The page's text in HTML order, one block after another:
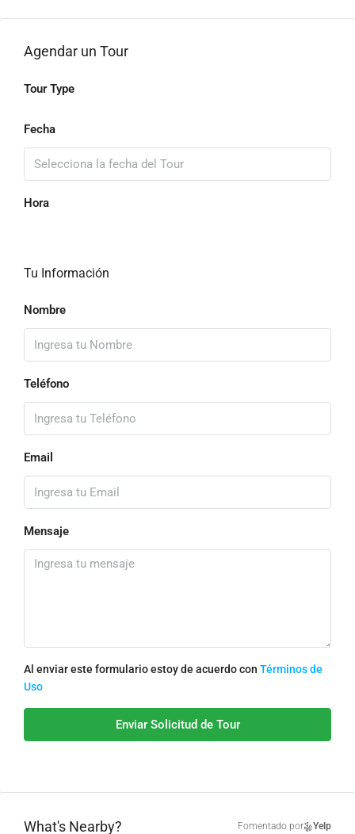
Agendar un Tour
Tour Type
Fecha
Hora
Tu Información
Nombre
Teléfono
Email
Mensaje
Al enviar este formulario estoy de acuerdo con Términos de
Uso
Enviar Solicitud de Tour
What's Nearby? Fomentado por Yelp